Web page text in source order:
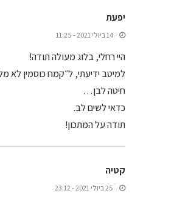
יפעת
14 ביולי 2021 - 11:25
היי רחלי, בלוג מעולה תודה!
למיטב ידיעתי, ל״קמח כוסמין לא
חיטה לבן…
כדאי לשים לב.
תודה על המתכון!
קטיה
25 ביולי 2021 - 23:12